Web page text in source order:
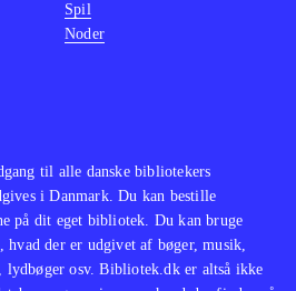
.
spil, som ligger
flotte
til alle danske bibliotekers
i Danmark. Du kan bestille
på dit eget bibliotek. Du kan bruge
der er udgivet af bøger, musik,
osv. Bibliotek.dk er altså ikke
Spil
Noder